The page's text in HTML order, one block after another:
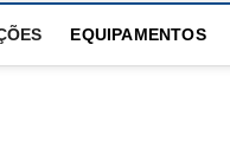
EQUIPAMENTOS